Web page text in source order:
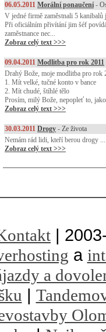
06.05.2011 Morální ponaučení-
V jedné firmě zaměstnali 5 kanibalů
Při oficiálním přivítání jim šéf
zaměstnance nec...
Zobraz celý text >>>
09.04.2011 Modlitba pro rok 2011
Drahý Bože, moje modlitba pro rok
1. Mít velké, tučné konto v bance
2. Mít chudé, štíhlé tělo
Prosím, milý Bože, nepopleť to,
Zobraz celý text >>>
30.03.2011 Drogy - Ze života
Nemám rád lidi, kteří berou drogy
Zobraz celý text >>>
|
a
a
|